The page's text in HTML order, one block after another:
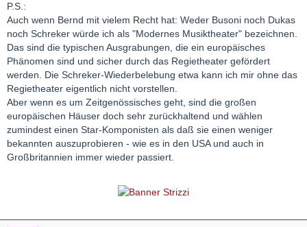
P.S.:
Auch wenn Bernd mit vielem Recht hat: Weder Busoni noch Dukas
noch Schreker würde ich als "Modernes Musiktheater" bezeichnen.
Das sind die typischen Ausgrabungen, die ein europäisches
Phänomen sind und sicher durch das Regietheater gefördert
werden. Die Schreker-Wiederbelebung etwa kann ich mir ohne das
Regietheater eigentlich nicht vorstellen.
Aber wenn es um Zeitgenössisches geht, sind die großen
europäischen Häuser doch sehr zurückhaltend und wählen
zumindest einen Star-Komponisten als daß sie einen weniger
bekannten auszuprobieren - wie es in den USA und auch in
Großbritannien immer wieder passiert.